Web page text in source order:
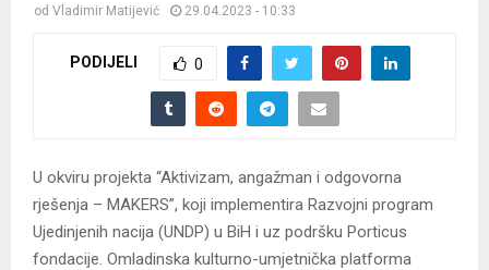
od Vladimir Matijević 29.04.2023 - 10:33
PODIJELI 0
U okviru projekta “Aktivizam, angažman i odgovorna
rješenja – MAKERS”, koji implementira Razvojni program
Ujedinjenih nacija (UNDP) u BiH i uz podršku Porticus
fondacije. Omladinska kulturno-umjetnička platforma